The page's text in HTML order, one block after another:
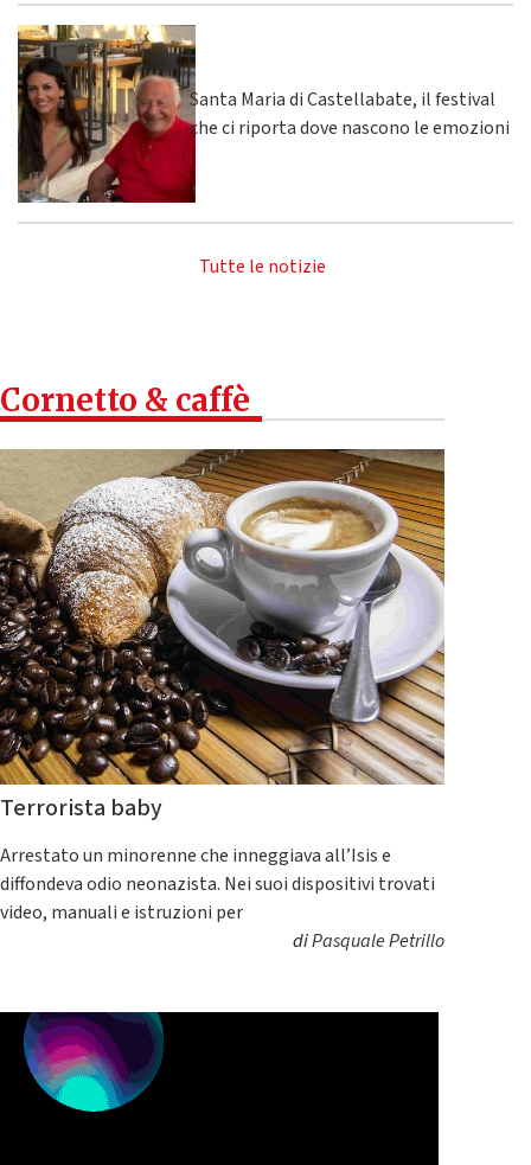
Santa Maria di Castellabate, il festival
che ci riporta dove nascono le emozioni
Tutte le notizie
Cornetto & caffè
Terrorista baby
Arrestato un minorenne che inneggiava all’Isis e
diffondeva odio neonazista. Nei suoi dispositivi trovati
video, manuali e istruzioni per
diPasquale Petrillo